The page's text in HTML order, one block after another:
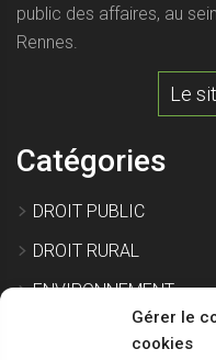
Gérer le
cookies
public des affaires, au
Rennes.
Le
Catégories
DROIT PUBLIC
DROIT RURAL
ENVIRONNEMENT
EXPROPRIATION